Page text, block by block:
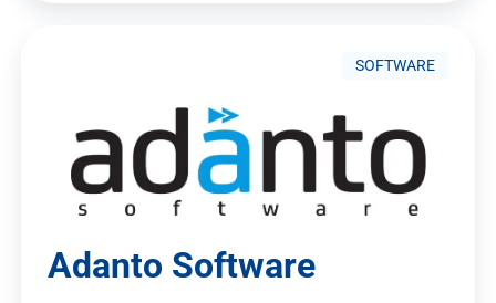
SOFTWARE
Adanto Software